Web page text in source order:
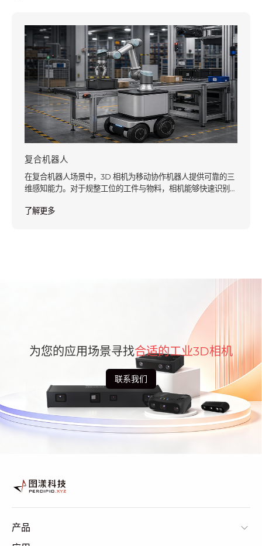
复合机器人
在复合机器人场景中，3D 相机为移动协作机器人提供可靠的三
维感知能力。对于规整工位的工件与物料，相机能够快速识别
了解更多
为您的应用场景寻找合适的工业3D相机
联系我们
产品